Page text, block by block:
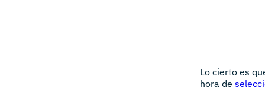
Lo cierto es
hora de